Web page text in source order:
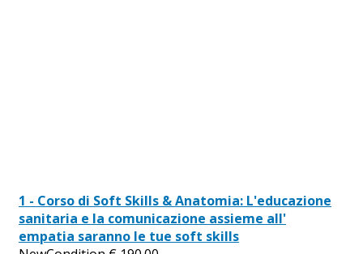
1 - Corso di Soft Skills & Anatomia: L'educazione
sanitaria e la comunicazione assieme all'
empatia saranno le tue soft skills